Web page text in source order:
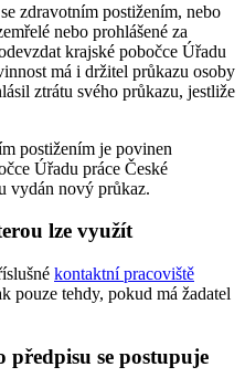
zdravotním postižením, nebo
nebo prohlášené za
krajské pobočce Úřadu
má i držitel průkazu osoby
ztrátu svého průkazu, jestliže
postižením je povinen
Úřadu práce České
vydán nový průkaz.
lze využít
kontaktní pracoviště
pouze tehdy, pokud má žadatel
předpisu se postupuje